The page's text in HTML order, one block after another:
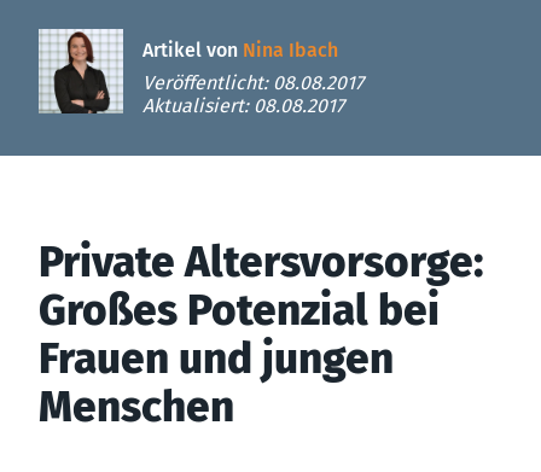
Artikel von Nina Ibach
Veröffentlicht: 08.08.2017
Aktualisiert: 08.08.2017
Private Altersvorsorge:
Großes Potenzial bei
Frauen und jungen
Menschen